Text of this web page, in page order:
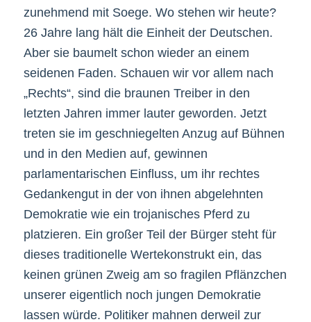
zunehmend mit Soege. Wo stehen wir heute?
26 Jahre lang hält die Einheit der Deutschen.
Aber sie baumelt schon wieder an einem
seidenen Faden. Schauen wir vor allem nach
„Rechts“, sind die braunen Treiber in den
letzten Jahren immer lauter geworden. Jetzt
treten sie im geschniegelten Anzug auf Bühnen
und in den Medien auf, gewinnen
parlamentarischen Einfluss, um ihr rechtes
Gedankengut in der von ihnen abgelehnten
Demokratie wie ein trojanisches Pferd zu
platzieren. Ein großer Teil der Bürger steht für
dieses traditionelle Wertekonstrukt ein, das
keinen grünen Zweig am so fragilen Pflänzchen
unserer eigentlich noch jungen Demokratie
lassen würde. Politiker mahnen derweil zur